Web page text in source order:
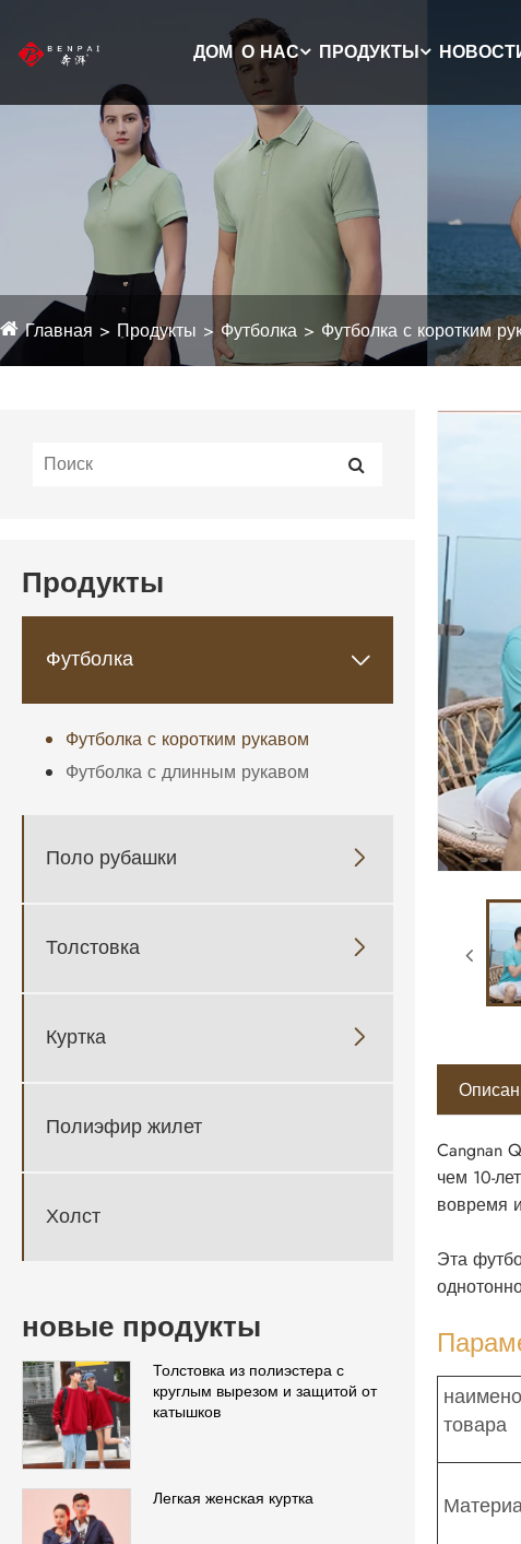
ДОМ О НАС ПРОДУКТЫ
Главная Продукты Футболка Футболка с коротким
Продукты
Футболка 
Футболка с коротким рукавом
Футболка с длинным рукавом
Поло рубашки 
Толстовка 
Куртка 
Полиэфир жилет
Холст
новые продукты
Толстовка из полиэстера с
круглым вырезом и защитой от
катышков
Легкая женская куртка
Cangnan
чем 10-
вовремя
Эта
товара